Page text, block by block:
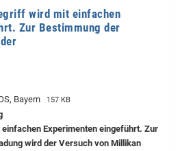
wird mit einfachen
Zur Bestimmung der
Bayern 157 KB
Experimenten eingeführt. Zur
wird der Versuch von Millikan